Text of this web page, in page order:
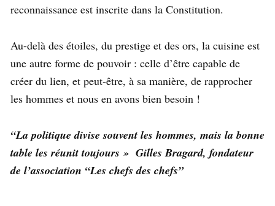
reconnaissance est inscrite dans la Constitution.
Au-delà des étoiles, du prestige et des ors, la cuisine est
une autre forme de pouvoir : celle d’être capable de
créer du lien, et peut-être, à sa manière, de rapprocher
les hommes et nous en avons bien besoin !
“La politique divise souvent les hommes, mais la bonne
table les réunit toujours » Gilles Bragard, fondateur
de l’association “Les chefs des chefs”